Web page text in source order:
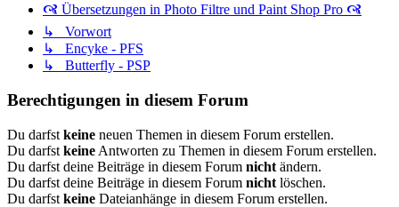
🙧 Übersetzungen in Photo Filtre und Paint Shop Pro 🙧
↳ Vorwort
↳ Encyke - PFS
↳ Butterfly - PSP
Berechtigungen in diesem Forum
Du darfst keine neuen Themen in diesem Forum erstellen.
Du darfst keine Antworten zu Themen in diesem Forum erstellen.
Du darfst deine Beiträge in diesem Forum nicht ändern.
Du darfst deine Beiträge in diesem Forum nicht löschen.
Du darfst keine Dateianhänge in diesem Forum erstellen.